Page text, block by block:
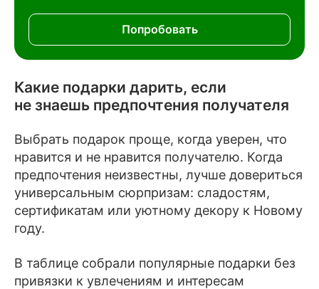
Попробовать
Какие подарки дарить, если
не знаешь предпочтения получателя
Выбрать подарок проще, когда уверен, что
нравится и не нравится получателю. Когда
предпочтения неизвестны, лучше довериться
универсальным сюрпризам: сладостям,
сертификатам или уютному декору к Новому
году.
В таблице собрали популярные подарки без
привязки к увлечениям и интересам